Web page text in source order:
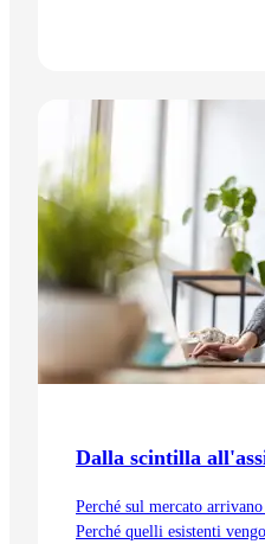
Vai all'articolo
Dalla scintilla
Perché sul mercato
Perché quelli esistenti